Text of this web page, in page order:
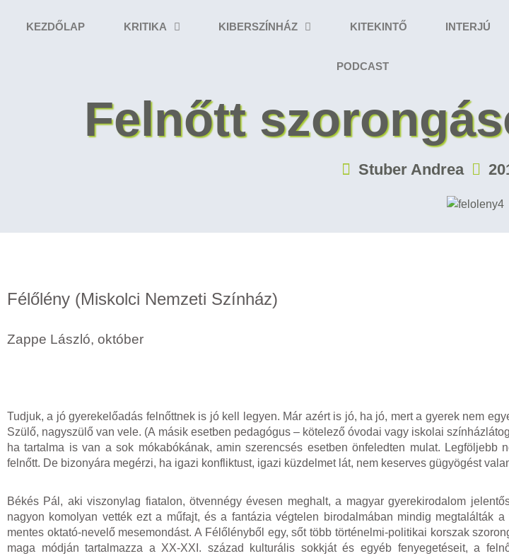
KEZDŐLAP KRITIKA KIBERSZÍNHÁZ KITEKINTŐ INTERJÚ
PODCAST
Felnőtt
Stuber Andrea
Félőlény (Miskolci Nemzeti Színház)
Zappe László, október
Tudjuk, a jó gyerekelőadás felnőttnek is jó kell legyen. Már azért is jó, ha jó, mert a gyerek nem
Szülő, nagyszülő van vele. (A másik esetben pedagógus – kötelező óvodai vagy iskolai
ha tartalma is van a sok mókabókának, amin szerencsés esetben önfeledten mulat. Legföljebb
felnőtt. De bizonyára megérzi, ha igazi konfliktust, igazi küzdelmet lát, nem keserves gügyögést
Békés Pál, aki viszonylag fiatalon, ötvennégy évesen meghalt, a magyar gyerekirodalom
nagyon komolyan vették ezt a műfajt, és a fantázia végtelen birodalmában mindig megtalálták a
mentes oktató-nevelő mesemondást. A Félőlényből egy, sőt több történelmi-politikai korszak
maga módján tartalmazza a XX-XXI. század kulturális sokkját és egyéb fenyegetéseit, a